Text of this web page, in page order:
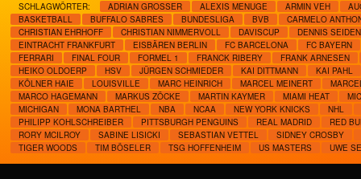
SCHLAGWÖRTER: ADRIAN GROSSER ALEXIS MENUGE ARMIN VEH
BASKETBALL
BUFFALO SABRES BUNDESLIGA BVB
CARMELO
CHRISTIAN EHRHOFF
CHRISTIAN NIMMERVOLL DAVISCUP
DENNIS
EINTRACHT FRANKFURT
EISBÄREN BERLIN FC BARCELONA
FC BAYERN
FERRARI
FINAL FOUR FORMEL 1 FRANCK RIBERY
FRANK ARNESEN
HEIKO OLDOERP
HSV JÜRGEN SCHMIEDER KAI DITTMANN
KAI PAHL
KÖLNER HAIE
LOUISVILLE MARC HEINRICH MARCEL MEINERT
MARCO HAGEMANN
MARKUS ZÖCKE MARTIN KAYMER MIAMI HEAT
MICHIGAN
MONA BARTHEL NBA NCAA NEW YORK KNICKS
NHL
PHILIPP KOHLSCHREIBER
PITTSBURGH PENGUINS REAL MADRID
RED
RORY MCILROY
SABINE LISICKI SEBASTIAN VETTEL
SIDNEY CROSBY
TIGER WOODS
TIM BÖSELER TSG HOFFENHEIM US MASTERS UWE